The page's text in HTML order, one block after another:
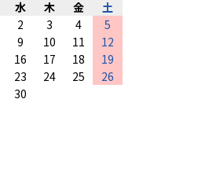
水 木 金
土
2 3 4
5
9 10 11
12
16 17 18
19
23 24 25
26
30